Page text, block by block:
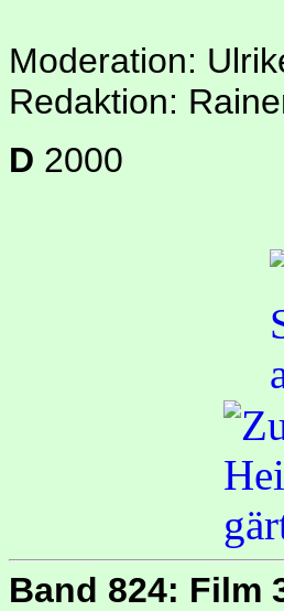
Moderation:
Redaktion:
D 2000
Band 824: Film